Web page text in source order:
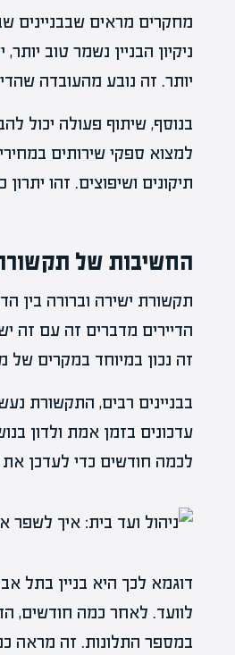
מחקרים מראים שבבניינים
ניקיון הבניין נשמר טוב
יותר. זה נובע מהעובדה
בנוסף, שיתוף פעולה יכול
למצוא ספקי שירותים
תיקונים ושיפוצים. זהו
החשיבות של
תקשורת ישירה וברורה בין
הדיירים מדברים זה עם זה
זה נכון במיוחד במקרים
בבניינים רבים, התקשורת
עדכונים בזמן אמת ולדון
לכמה חודשים כדי לעדכן את
דוגמא לכך היא בניין בתל
לוועד. לאחר כמה חודשים,
במספר התלונות. זה מראה